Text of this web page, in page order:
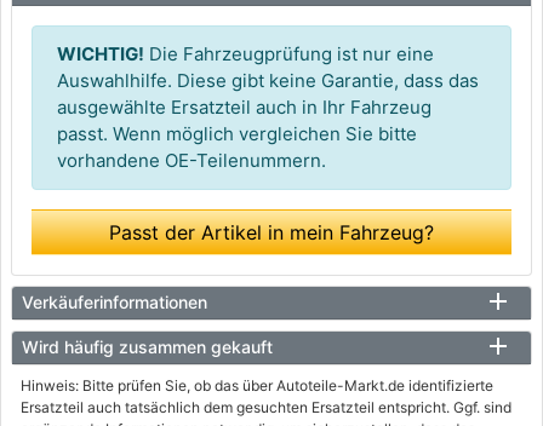
WICHTIG! Die Fahrzeugprüfung ist nur eine
Auswahlhilfe. Diese gibt keine Garantie, dass das
ausgewählte Ersatzteil auch in Ihr Fahrzeug
passt. Wenn möglich vergleichen Sie bitte
vorhandene OE-Teilenummern.
Passt der Artikel in mein Fahrzeug?
Verkäuferinformationen
Wird häufig zusammen gekauft
Hinweis: Bitte prüfen Sie, ob das über Autoteile-Markt.de identifizierte
Ersatzteil auch tatsächlich dem gesuchten Ersatzteil entspricht. Ggf. sind